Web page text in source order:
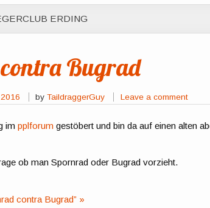
ERDING
Bugrad
byTaildraggerGuy Leave a comment
impplforum gestöbert und bin da auf einen alten
ob man Spornrad oder Bugrad vorzieht.
contra Bugrad” »